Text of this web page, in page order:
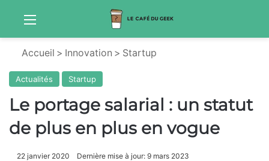
Accueil > Innovation > Startup
Actualités Startup
Le portage salarial : un statut
de plus en plus en vogue
22 janvier 2020 Dernière mise à jour: 9 mars 2023